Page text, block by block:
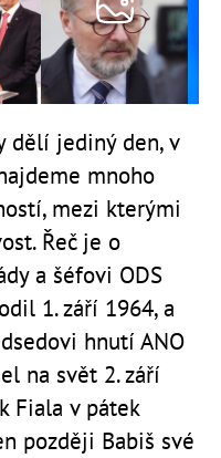
dělí jediný den, v
mnoho
mezi kterými
Řeč je o
a šéfovi ODS
1. září 1964, a
hnutí ANO
na svět 2. září
Fiala v pátek
později Babiš své